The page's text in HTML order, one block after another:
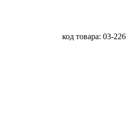
код товара: 03-226